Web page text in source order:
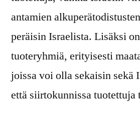
antamien
peräisin Israelista. Lisäksi
tuoteryhmiä, erityisesti
joissa voi olla sekaisin sekä
että siirtokunnissa tuotettuja